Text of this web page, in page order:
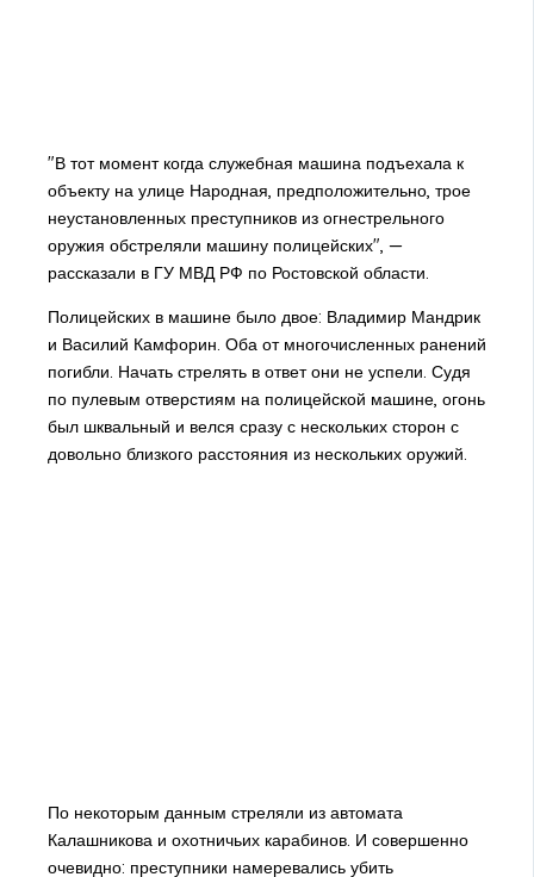
"В тот момент когда служебная машина подъехала к
объекту на улице Народная, предположительно, трое
неустановленных преступников из огнестрельного
оружия обстреляли машину полицейских", —
рассказали в ГУ МВД РФ по Ростовской области.
Полицейских в машине было двое: Владимир Мандрик
и Василий Камфорин. Оба от многочисленных ранений
погибли. Начать стрелять в ответ они не успели. Судя
по пулевым отверстиям на полицейской машине, огонь
был шквальный и велся сразу с нескольких сторон с
довольно близкого расстояния из нескольких оружий.
По некоторым данным стреляли из автомата
Калашникова и охотничьих карабинов. И совершенно
очевидно: преступники намеревались убить